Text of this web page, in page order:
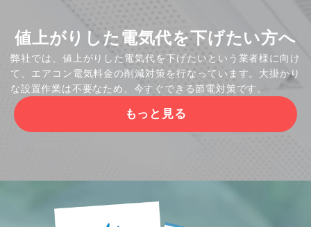
値上がりした電気代を下げたい方へ
弊社では、値上がりした電気代を下げたいという業者様に向け
て、エアコン電気料金の削減対策を行なっています。大掛かり
な設置作業は不要なため、今すぐできる節電対策です。
もっと見る